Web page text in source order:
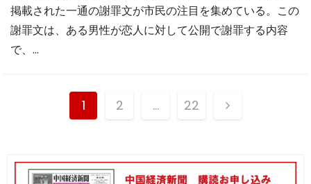
掲載された一通の謝罪文が市民の注目を集めている。この
謝罪文は、ある男性が恋人に対して公開で謝罪する内容
で、…
投
ナ
1 2 … 22